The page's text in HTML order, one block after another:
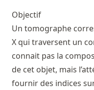
Objectif
Un tomographe
X qui traversent un
connait pas la
de cet objet, mais
fournir des indices